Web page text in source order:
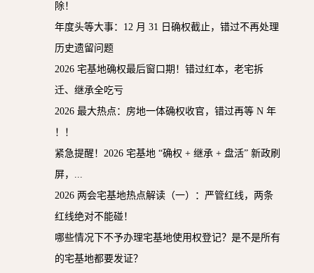
除！
年度头等大事：12 月 31 日确权截止，错过不再处理
历史遗留问题
2026 宅基地确权最后窗口期！错过红本，老宅拆
迁、继承全吃亏
2026 最大热点：房地一体确权收官，错过再等 N 年
！！
紧急提醒！2026 宅基地 “确权 + 继承 + 盘活” 新政刷
屏，...
2026 两会宅基地热点解读（一）：严管红线，两条
红线绝对不能碰！
哪些情况下不予办理宅基地使用权登记？是不是所有
的宅基地都要发证？